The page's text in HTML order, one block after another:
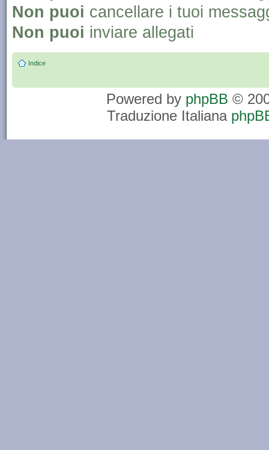
Non puoi cancellare i tuoi
Non puoi inviare allegati
Indice
Powered by phpBB ©
Traduzione Italiana